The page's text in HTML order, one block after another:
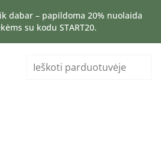
dabar – papildoma 20% nuolaida
su kodu START20.